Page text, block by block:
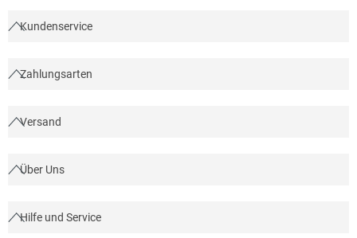
Kundenservice
Zahlungsarten
Versand
Über Uns
Hilfe und Service